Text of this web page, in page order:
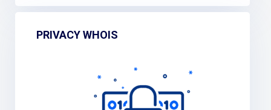
PRIVACY WHOIS